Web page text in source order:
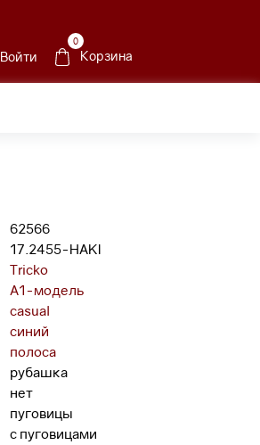
Войти
0
Корзина
62566
17.2455-HAKI
Tricko
A1-модель
casual
синий
полоса
рубашка
нет
пуговицы
с пуговицами